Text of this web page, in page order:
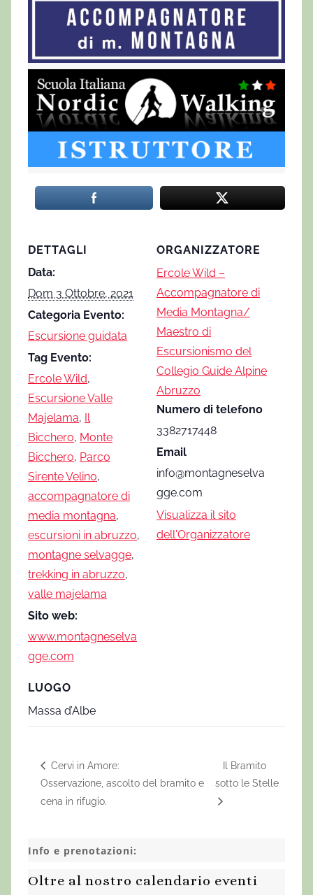
DETTAGLI
Data:
Dom 3 Ottobre, 2021
Categoria Evento:
Escursione guidata
Tag Evento:
Ercole Wild,
Escursione Valle
Majelama, Il
Bicchero, Monte
Bicchero, Parco
Sirente Velino,
accompagnatore di
media montagna,
escursioni in abruzzo,
montagne selvagge,
trekking in abruzzo,
valle majelama
Sito web:
www.montagneselva
gge.com
LUOGO
Massa d’Albe
ORGANIZZATORE
Ercole Wild –
Accompagnatore di
Media Montagna/
Maestro di
Escursionismo del
Collegio Guide Alpine
Abruzzo
Numero di telefono
3382717448
Email
info@montagneselva
gge.com
Visualizza il sito
dell'Organizzatore
Cervi in Amore:
Osservazione, ascolto del bramito e
cena in rifugio.
Il Bramito
sotto le Stelle
Info e prenotazioni:
Oltre al nostro calendario eventi